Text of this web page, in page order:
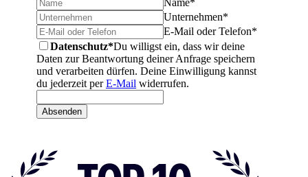
Name*
Unternehmen*
E-Mail oder Telefon*
Datenschutz*Du willigst ein, dass wir deine
Daten zur Beantwortung deiner Anfrage speichern
und verarbeiten dürfen. Deine Einwilligung kannst
du jederzeit perE-Mail widerrufen.
Absenden